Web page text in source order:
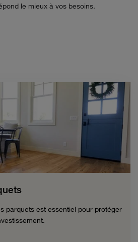
le mieux à vos besoins.
parquets est essentiel pour protéger